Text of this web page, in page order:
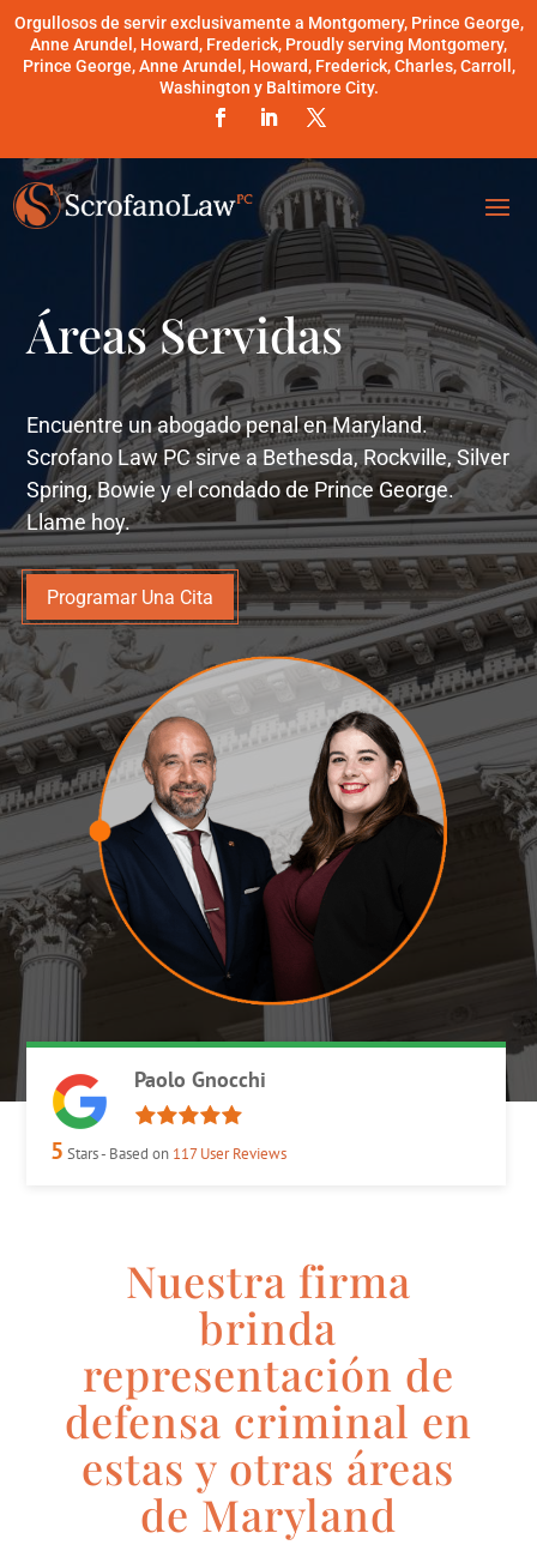
Orgullosos de servir exclusivamente a Montgomery, Prince George,
Anne Arundel, Howard, Frederick, Proudly serving Montgomery,
Prince George, Anne Arundel, Howard, Frederick, Charles, Carroll,
Washington y Baltimore City.
Áreas Servidas
Encuentre un abogado penal en Maryland.
Scrofano Law PC sirve a Bethesda, Rockville, Silver
Spring, Bowie y el condado de Prince George.
Llame hoy.
Programar Una Cita
Paolo Gnocchi
5 Stars - Based on 117User Reviews
Nuestra firma
brinda
representación de
defensa criminal en
estas y otras áreas
de Maryland